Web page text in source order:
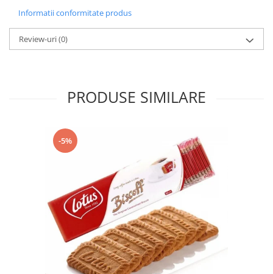
Informatii conformitate produs
Review-uri(0)
PRODUSE SIMILARE
-5%